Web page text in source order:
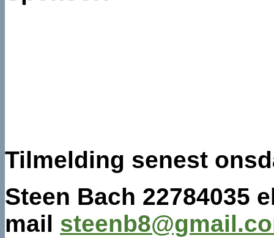
Tilmelding senest
Steen Bach 22784035
mail